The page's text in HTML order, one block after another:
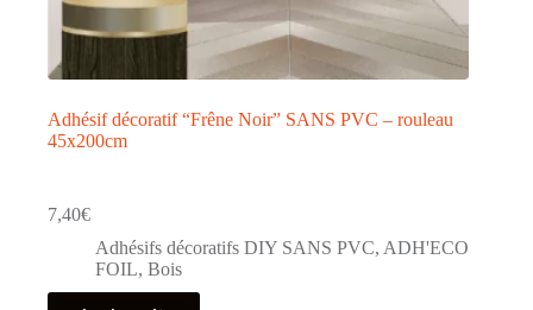
Adhésif décoratif “Frêne Noir” SANS PVC – rouleau
45x200cm
7,40€
Adhésifs décoratifs DIY SANS PVC, ADH'ECO
FOIL, Bois